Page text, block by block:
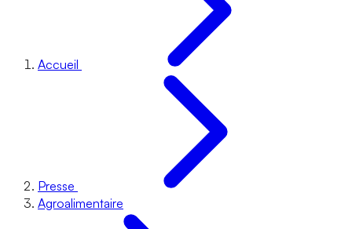
Accueil
Presse
Agroalimentaire